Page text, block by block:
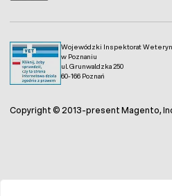
Wojewódzki Inspektorat
w Poznaniu
ul. Grunwaldzka 250
60-166 Poznań
Copyright © 2013-present Magento,